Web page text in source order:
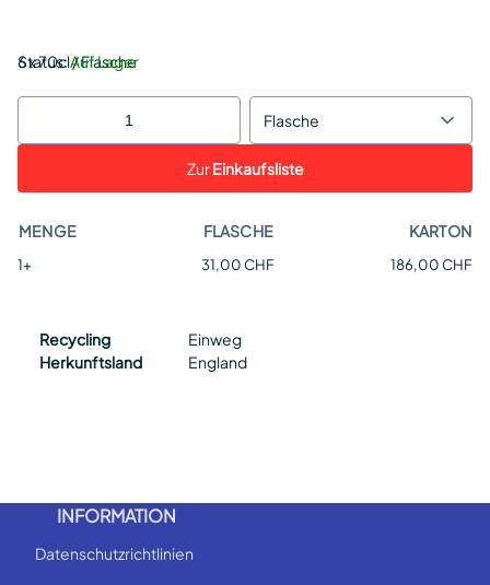
Status:Auf Lager
6 x 70cl / Flasche
Flasche
ZurEinkaufsliste
MENGE FLASCHE KARTON
1+ 31,00 CHF 186,00 CHF
Recycling
Einweg
Herkunftsland
England
INFORMATION
Datenschutzrichtlinien